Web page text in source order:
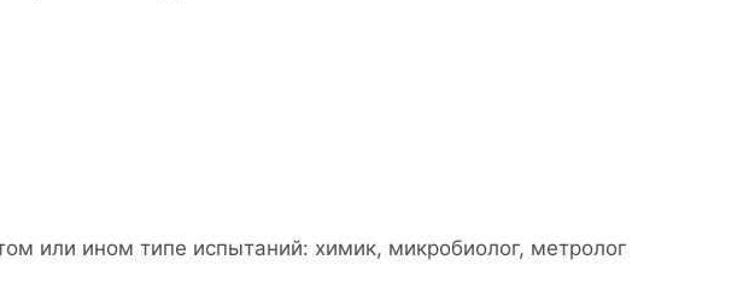
или ином типе испытаний: химик, микробиолог, метролог